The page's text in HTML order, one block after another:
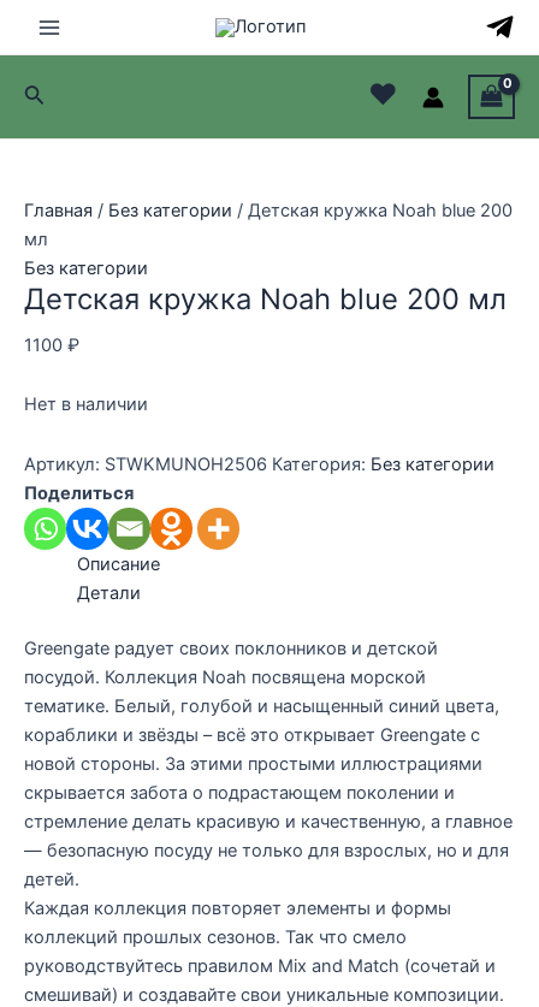
Main
Menu
Поиск ♥
Главная / Без категории / Детская кружка Noah blue 200
мл
Без категории
Детская кружка Noah blue 200 мл
1100 ₽
Нет в наличии
Артикул: STWKMUNOH2506 Категория: Без категории
Поделиться
Описание
Детали
Greengate радует своих поклонников и детской
посудой. Коллекция Noah посвящена морской
тематике. Белый, голубой и насыщенный синий цвета,
кораблики и звёзды – всё это открывает Greengate с
новой стороны. За этими простыми иллюстрациями
скрывается забота о подрастающем поколении и
стремление делать красивую и качественную, а главное
— безопасную посуду не только для взрослых, но и для
детей.
Каждая коллекция повторяет элементы и формы
коллекций прошлых сезонов. Так что смело
руководствуйтесь правилом Mix and Match (сочетай и
смешивай) и создавайте свои уникальные композиции.